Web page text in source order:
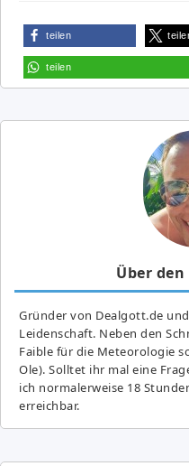
teilen
teilen
Über
Gründer von Dealgott.de
Leidenschaft. Neben den
Fai­ble für die Meteorologie
Ole). Solltet ihr mal eine
ich normalerweise 18
erreichbar.